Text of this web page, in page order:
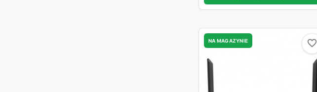
NA MAGAZYNIE favorite_border
favorite_border